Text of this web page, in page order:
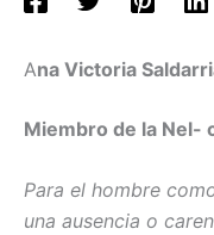
Ana Victoria
Miembro de la Nel-
Para el hombre
una ausencia o